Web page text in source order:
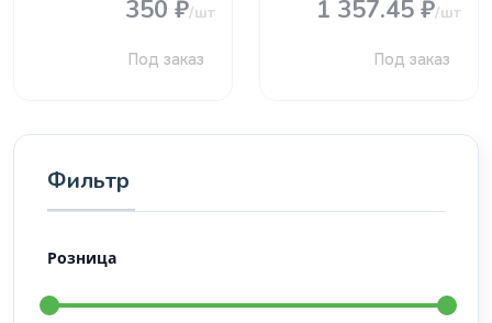
Фильтр
Розница
350 ₽/шт
Под заказ
1 357.45 ₽/шт
Под заказ